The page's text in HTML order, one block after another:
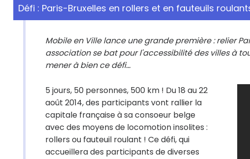
Défi : Paris-Bruxelles en rollers et en fauteuils
Mobile en Ville lance une grande première : relier
association se bat pour l'accessibilité des villes à
mener à bien ce défi...
5 jours, 50 personnes, 500 km ! Du 18 au 22
août 2014, des participants vont rallier la
capitale française à sa consoeur belge
avec des moyens de locomotion insolites :
rollers ou fauteuil roulant ! Ce défi, qui
accueillera des participants de diverses